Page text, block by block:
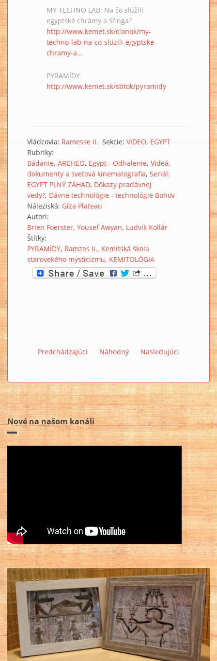
MY TECHNO LAB: Na čo slúžili
egyptské chrámy a Sfinga?
http://www.kemet.sk/clanok/my-
techno-lab-na-co-sluzili-egyptske-
chramy-a...
PYRAMÍDY
http://www.kemet.sk/stitok/pyramidy
Vládcovia: Ramesse II. Sekcie: VIDEO EGYPT
Rubriky:
Bádanie ARCHEO Egypt - Odhalenie Videá,
dokumenty a svetová kinematografia Seriál:
EGYPT PLNÝ ZÁHAD Dôkazy pradávnej
vedy? Dávne technológie - technológie Bohov
Náleziská: Gíza Plateau
Autori:
Brien Foerster Yousef Awyan Ludvík Kollár
Štítky:
PYRAMÍDY Ramzes II. Kemitská škola
starovekého mysticizmu KEMITOLÓGIA
Predchádzajúci Náhodný Nasledujúci
Nové na našom kanáli